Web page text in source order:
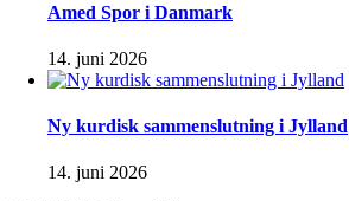
Amed Spor i Danmark
14. juni 2026
Ny kurdisk sammenslutning i Jylland
14. juni 2026